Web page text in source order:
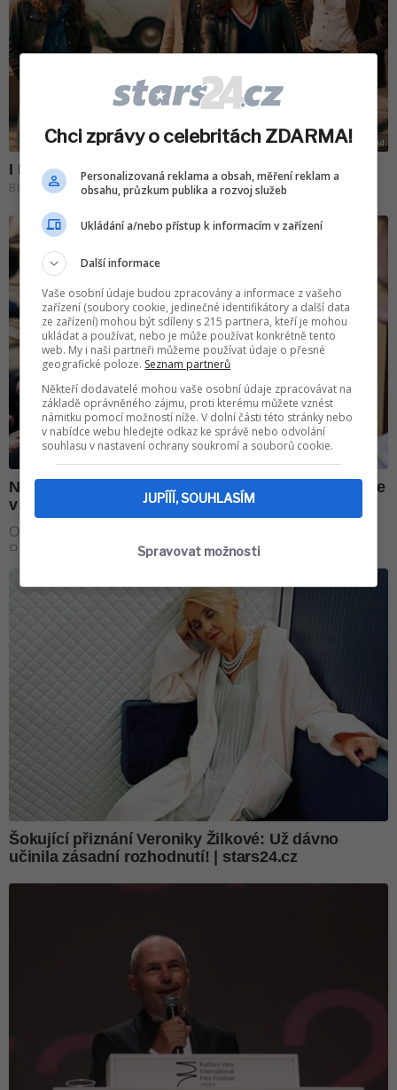
Chci zprávy o celebritách ZDARMA!
Personalizovaná reklama a obsah, měření reklam a
obsahu, průzkum publika a rozvoj služeb
Ukládání a/nebo přístup k informacím v zařízení
Další informace
Vaše osobní údaje budou zpracovány a informace z vašeho
zařízení (soubory cookie, jedinečné identifikátory a další data
ze zařízení) mohou být sdíleny s 215 partnera, kteří je mohou
ukládat a používat, nebo je může používat konkrétně tento
web. My i naši partneři můžeme používat údaje o přesné
geografické poloze. Seznam partnerů
Někteří dodavatelé mohou vaše osobní údaje zpracovávat na
základě oprávněného zájmu, proti kterému můžete vznést
námitku pomocí možností níže. V dolní části této stránky nebo
v nabídce webu hledejte odkaz ke správě nebo odvolání
souhlasu v nastavení ochrany soukromí a souborů cookie.
JUPÍÍÍ, SOUHLASÍM
Spravovat možnosti